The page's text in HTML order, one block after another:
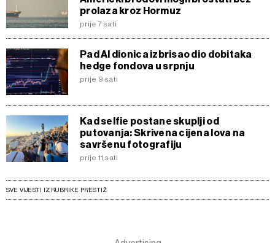
prolaza kroz Hormuz
prije 7 sati
Pad AI dionica izbrisao dio dobitaka
hedge fondova u srpnju
prije 9 sati
Kad selfie postane skuplji od
putovanja: Skrivena cijena lova na
savršenu fotografiju
prije 11 sati
SVE VIJESTI IZ RUBRIKE PRESTIŽ